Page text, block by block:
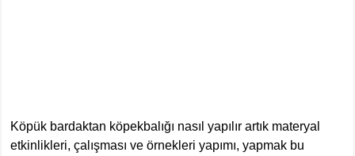
Köpük bardaktan köpekbalığı nasıl yapılır artık materyal
etkinlikleri, çalışması ve örnekleri yapımı, yapmak bu